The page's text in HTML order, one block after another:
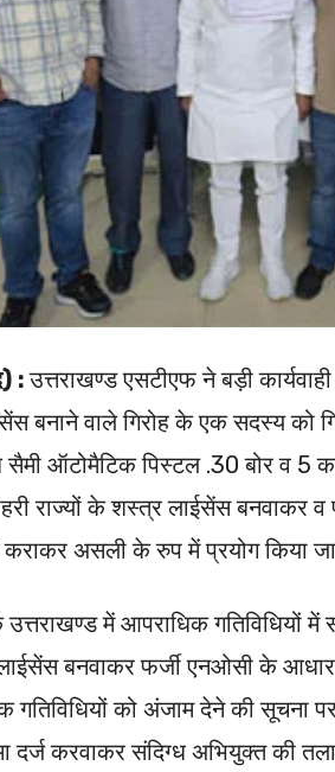
:उत्तराखण्ड एसटीएफ ने बड़ी
बनाने वाले गिरोह के एक सदस्य को
ऑटोमैटिक पिस्टल .30 बोर व 5
राज्यों के शस्त्र लाईसेंस बनवाकर
कराकर असली के रुप में प्रयोग किया
में आपराधिक गतिविधियों में
बनवाकर फर्जी एनओसी के
गतिविधियों को अंजाम देने की सूचना
दर्ज करवाकर संदिग्ध अभियुक्त की